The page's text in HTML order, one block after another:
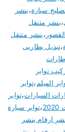
سيارة،بنشر
،بنشر متنقل
،بنشر متنقل
،تبديل بطاريى
تواير
الميلم ،تواير
السيارات،تواير
،تواير سيارة
ارقام بنشر